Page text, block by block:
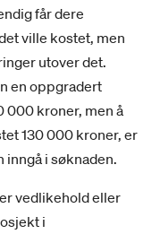
får dere
ville kostet, men
utover det.
en oppgradert
000 kroner, men å
130 000 kroner, er
inngå i søknaden.
vedlikehold eller
i